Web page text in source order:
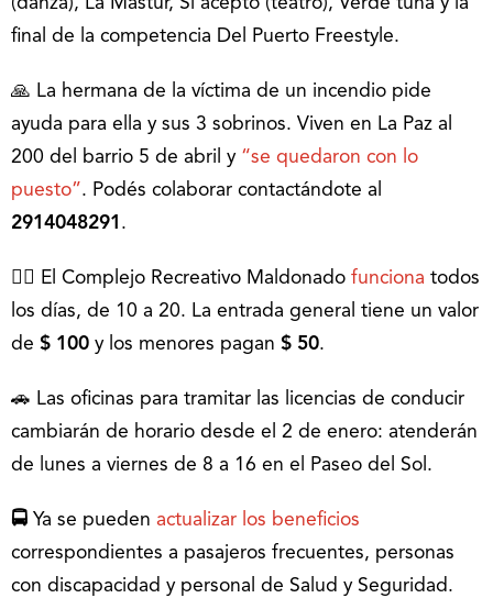
(danza), La Mastur, Sí aceptó (teatro), Verde tuna y la
final de la competencia Del Puerto Freestyle.
🙏 La hermana de la víctima de un incendio pide
ayuda para ella y sus 3 sobrinos. Viven en La Paz al
200 del barrio 5 de abril y “se quedaron con lo
puesto”. Podés colaborar contactándote al
2914048291 .
🏊‍♂ El Complejo Recreativo Maldonado funciona todos
los días, de 10 a 20. La entrada general tiene un valor
de $ 100 y los menores pagan $ 50.
🚗 Las oficinas para tramitar las licencias de conducir
cambiarán de horario desde el 2 de enero: atenderán
de lunes a viernes de 8 a 16 en el Paseo del Sol.
🚍 Ya se pueden actualizar los beneficios
correspondientes a pasajeros frecuentes, personas
con discapacidad y personal de Salud y Seguridad.